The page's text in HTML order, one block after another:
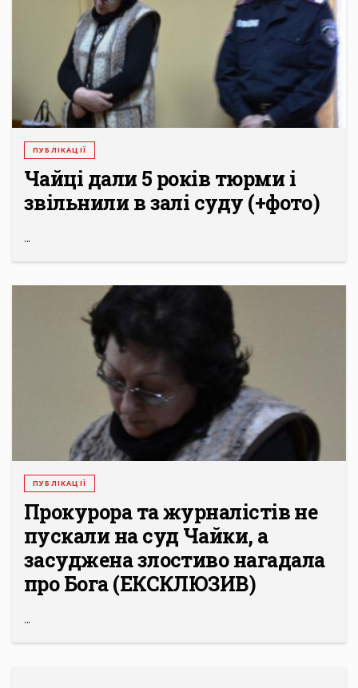
ПУБЛІКАЦІЇ
Чайці дали 5 років тюрми і
звільнили в залі суду (+фото)
...
ПУБЛІКАЦІЇ
Прокурора та журналістів не
пускали на суд Чайки, а
засуджена злостиво нагадала
про Бога (ЕКСКЛЮЗИВ)
...